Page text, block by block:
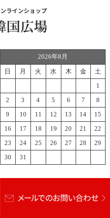
2026年8月
日 月 火 水 木 金 土
1
2 3 4 5 6 7 8
9 10 11 12 13 14 15
16 17 18 19 20 21 22
23 24 25 26 27 28 29
30 31